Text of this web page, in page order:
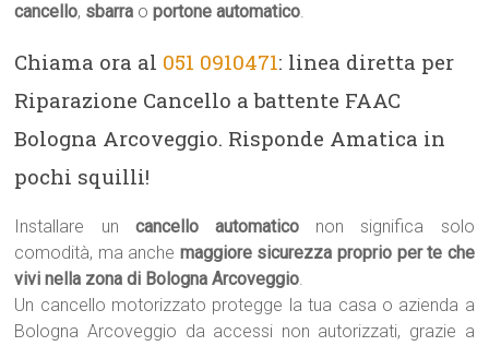
cancello, sbarra oportone automatico.
Chiama ora al 051 0910471: linea diretta per
Riparazione Cancello a battente FAAC
Bologna Arcoveggio. Risponde Amatica in
pochi squilli!
Installare un cancello automatico non significa solo
comodità, ma anche maggiore sicurezza proprio per te che
vivi nella zona di Bologna Arcoveggio.
Un cancello motorizzato protegge la tua casa o azienda a
Bologna Arcoveggio da accessi non autorizzati, grazie a